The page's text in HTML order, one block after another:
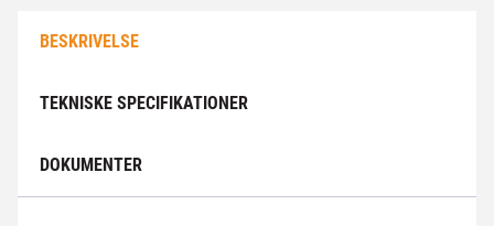
BESKRIVELSE
TEKNISKE SPECIFIKATIONER
DOKUMENTER